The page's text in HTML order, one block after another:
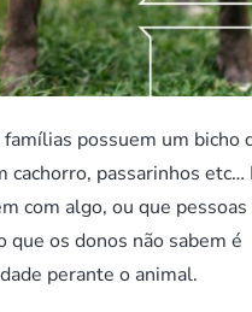
possuem um bicho
cachorro, passarinhos etc…
com algo, ou que pessoas
os donos não sabem é
perante o animal.